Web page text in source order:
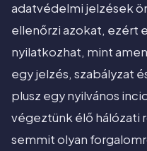
adatvédelmi jelzések
ellenőrzi azokat, ezért
nyilatkozhat, mint
egy jelzés, szabályzat
plusz egy nyilvános
végeztünk élő hálózati
semmit olyan